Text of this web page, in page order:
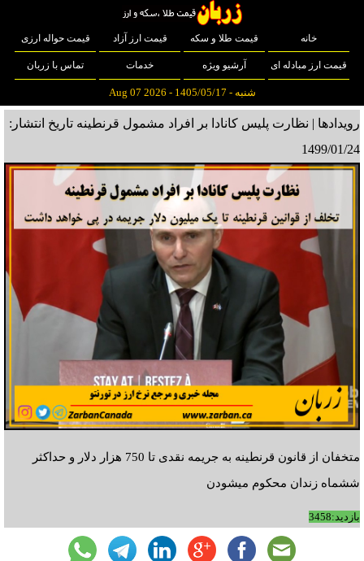
خانه قیمت طلا و سکه قیمت ارز آزاد قیمت حواله ارزی
قیمت ارز مبادله ای آرشیو ویژه خدمات تماس با زربان
شنبه - 1405/05/17 - Aug 07 2026
رویدادها | نظارت پلیس کانادا بر افراد مشمول قرنطینه تاریخ انتشار:
1499/01/24
متخفان از قانون قرنطینه به جریمه نقدی تا 750 هزار دلار و حداکثر
ششماه زندان محکوم میشودن
بازدید:3458